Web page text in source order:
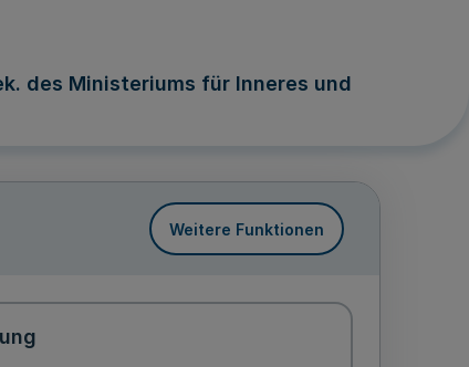
des Ministeriums für Inneres und
Weitere Funktionen